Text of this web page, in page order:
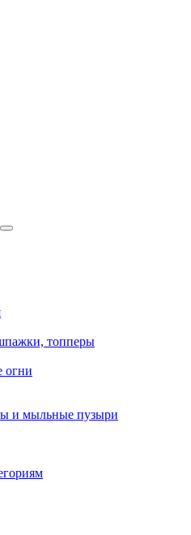
топперы
огни
и мыльные пузыри